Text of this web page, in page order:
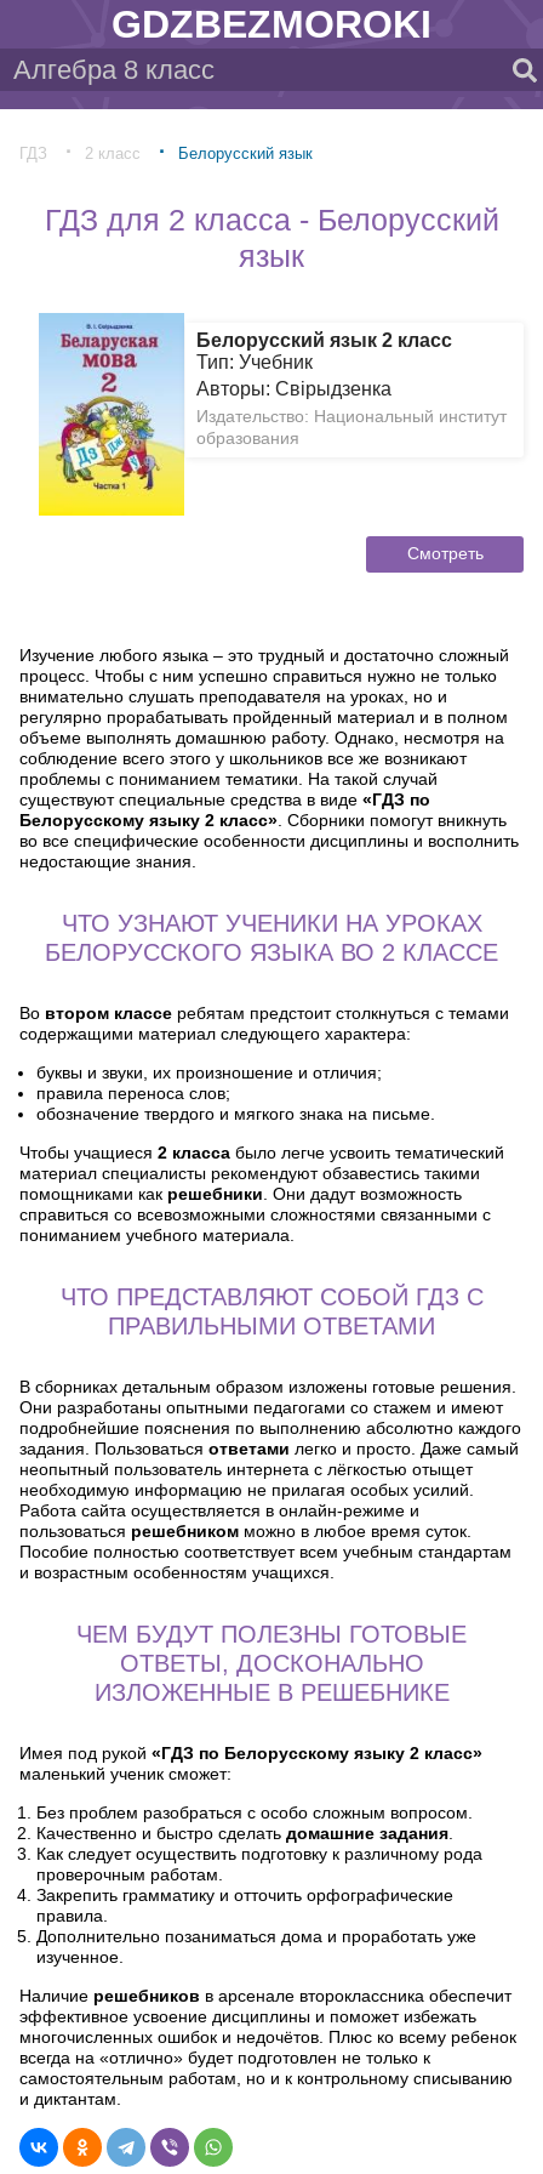
GDZBEZMOROKI
ГДЗ 2 класс Белорусский язык
ГДЗ для 2 класса - Белорусский
язык
Белорусский язык 2 класс
Тип: Учебник
Авторы: Свірыдзенка
Издательство: Национальный институт
образования
Смотреть
Изучение любого языка – это трудный и достаточно сложный
процесс. Чтобы с ним успешно справиться нужно не только
внимательно слушать преподавателя на уроках, но и
регулярно прорабатывать пройденный материал и в полном
объеме выполнять домашнюю работу. Однако, несмотря на
соблюдение всего этого у школьников все же возникают
проблемы с пониманием тематики. На такой случай
существуют специальные средства в виде «ГДЗ по
Белорусскому языку 2 класс» . Сборники помогут вникнуть
во все специфические особенности дисциплины и восполнить
недостающие знания.
ЧТО УЗНАЮТ УЧЕНИКИ НА УРОКАХ
БЕЛОРУССКОГО ЯЗЫКА ВО 2 КЛАССЕ
Во втором классе ребятам предстоит столкнуться с темами
содержащими материал следующего характера:
буквы и звуки, их произношение и отличия;
правила переноса слов;
обозначение твердого и мягкого знака на письме.
Чтобы учащиеся 2 класса было легче усвоить тематический
материал специалисты рекомендуют обзавестись такими
помощниками как решебники . Они дадут возможность
справиться со всевозможными сложностями связанными с
пониманием учебного материала.
ЧТО ПРЕДСТАВЛЯЮТ СОБОЙ ГДЗ С
ПРАВИЛЬНЫМИ ОТВЕТАМИ
В сборниках детальным образом изложены готовые решения.
Они разработаны опытными педагогами со стажем и имеют
подробнейшие пояснения по выполнению абсолютно каждого
задания. Пользоваться ответами легко и просто. Даже самый
неопытный пользователь интернета с лёгкостью отыщет
необходимую информацию не прилагая особых усилий.
Работа сайта осуществляется в онлайн-режиме и
пользоваться решебником можно в любое время суток.
Пособие полностью соответствует всем учебным стандартам
и возрастным особенностям учащихся.
ЧЕМ БУДУТ ПОЛЕЗНЫ ГОТОВЫЕ
ОТВЕТЫ, ДОСКОНАЛЬНО
ИЗЛОЖЕННЫЕ В РЕШЕБНИКЕ
Имея под рукой «ГДЗ по Белорусскому языку 2 класс»
маленький ученик сможет:
Без проблем разобраться с особо сложным вопросом.
Качественно и быстро сделать домашние задания
Как следует осуществить подготовку к различному рода
проверочным работам.
Закрепить грамматику и отточить орфографические
правила.
Дополнительно позаниматься дома и проработать уже
изученное.
Наличие решебников в арсенале второклассника обеспечит
эффективное усвоение дисциплины и поможет избежать
многочисленных ошибок и недочётов. Плюс ко всему ребенок
всегда на «отлично» будет подготовлен не только к
самостоятельным работам, но и к контрольному списыванию
и диктантам.